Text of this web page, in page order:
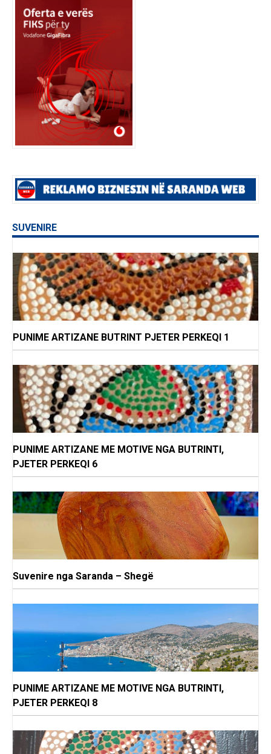
SUVENIRE
PUNIME ARTIZANE BUTRINT PJETER PERKEQI 1
PUNIME ARTIZANE ME MOTIVE NGA BUTRINTI,
PJETER PERKEQI 6
Suvenire nga Saranda – Shegë
PUNIME ARTIZANE ME MOTIVE NGA BUTRINTI,
PJETER PERKEQI 8